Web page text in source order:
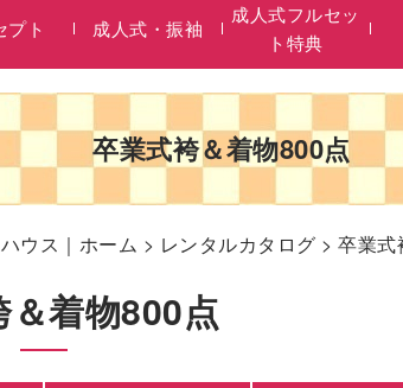
プト 成人式・振袖
成人式フルセッ
ト特典
卒業式袴＆着物800点
ウス｜ホーム > レンタルカタログ > 卒業
＆着物800点